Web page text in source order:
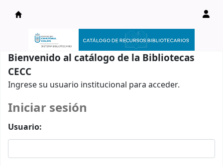
Catálogo en línea
Bienvenido al catálogo de la Bibliotecas
CECC
Ingrese su usuario institucional para acceder.
Iniciar sesión
Usuario: